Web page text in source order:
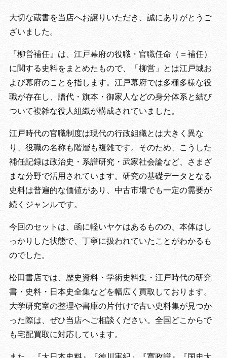
大切な蔵書を当店へお譲りいただき、誠にありがとうご
ざいました。
『柳営補任』は、江戸幕府の役職・官職任命（＝補任）
に関する史料をまとめたもので、「柳営」とは江戸城お
よび幕府のことを指します。江戸幕府では多種多様な役
職が存在し、譜代・旗本・御家人などの身分体系と結び
ついて複雑な役人組織が構成されていました。
江戸時代の官職制度は現代の行政組織とは大きく異な
り、役職の名称も階層も複雑です。そのため、こうした
補任記録は政治史・系譜研究・武家社会論など、さまざ
まな分野で活用されています。研究の基礎データとなる
史料は普遍的な価値があり、中古市場でも一定の需要が
続くジャンルです。
今回のセットは、函に軽いヤケはあるものの、本体はし
っかりした状態で、丁寧に扱われていたことがわかるも
のでした。
松田書店では、歴史資料・学術史料集・江戸時代の研究
書・史料・日本史全集などを幅広く買取しております。
大学研究室の整理や書庫の片付けで古い史料集が見つか
った際は、ぜひ当店へご相談ください。全国どこからで
も宅配買取に対応しています。